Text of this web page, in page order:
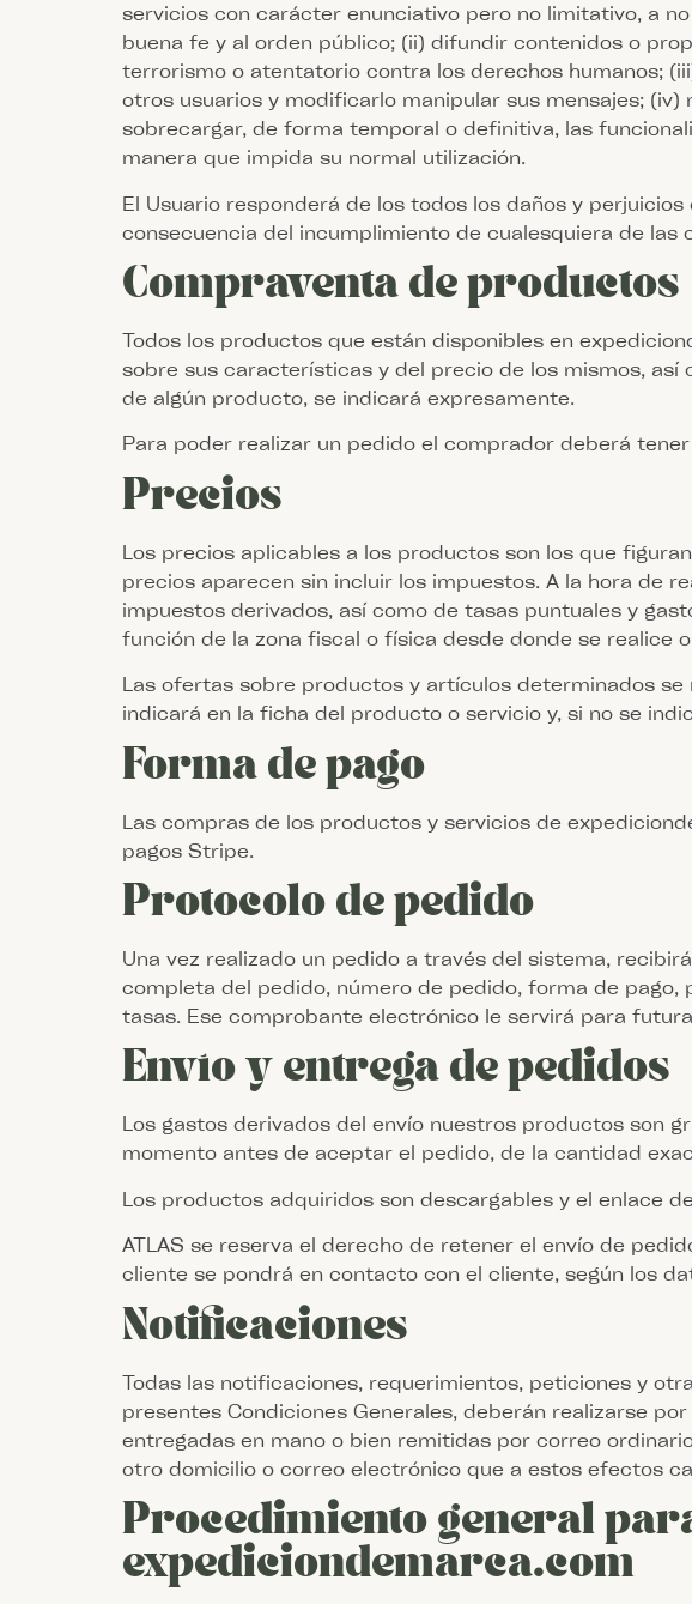
servicios con carácter enunciativo pero no limitativo, a
buena fe y al orden público; (ii) difundir contenidos o
terrorismo o atentatorio contra los derechos humanos;
otros usuarios y modificarlo manipular sus mensajes;
sobrecargar, de forma temporal o definitiva, las
manera que impida su normal utilización.
El Usuario responderá de los todos los daños y
consecuencia del incumplimiento de cualesquiera de
Compraventa de productos
Todos los productos que están disponibles en
sobre sus características y del precio de los mismos,
de algún producto, se indicará expresamente.
Para poder realizar un pedido el comprador deberá tener
Precios
Los precios aplicables a los productos son los que
precios aparecen sin incluir los impuestos. A la hora de
impuestos derivados, así como de tasas puntuales y
función de la zona fiscal o física desde donde se realice
Las ofertas sobre productos y artículos determinados
indicará en la ficha del producto o servicio y, si no se
Forma de pago
Las compras de los productos y servicios de
pagos Stripe.
Protocolo de pedido
Una vez realizado un pedido a través del sistema,
completa del pedido, número de pedido, forma de
tasas. Ese comprobante electrónico le servirá para
Envío y entrega de pedidos
Los gastos derivados del envío nuestros productos son
momento antes de aceptar el pedido, de la cantidad
Los productos adquiridos son descargables y el enlace
ATLAS se reserva el derecho de retener el envío de
cliente se pondrá en contacto con el cliente, según los
Notificaciones
Todas las notificaciones, requerimientos, peticiones y
presentes Condiciones Generales, deberán realizarse
entregadas en mano o bien remitidas por correo
otro domicilio o correo electrónico que a estos efectos
Procedimiento general
expediciondemarca.com